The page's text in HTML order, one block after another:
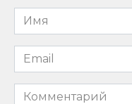
Имя
*
Email
*
Комментарий